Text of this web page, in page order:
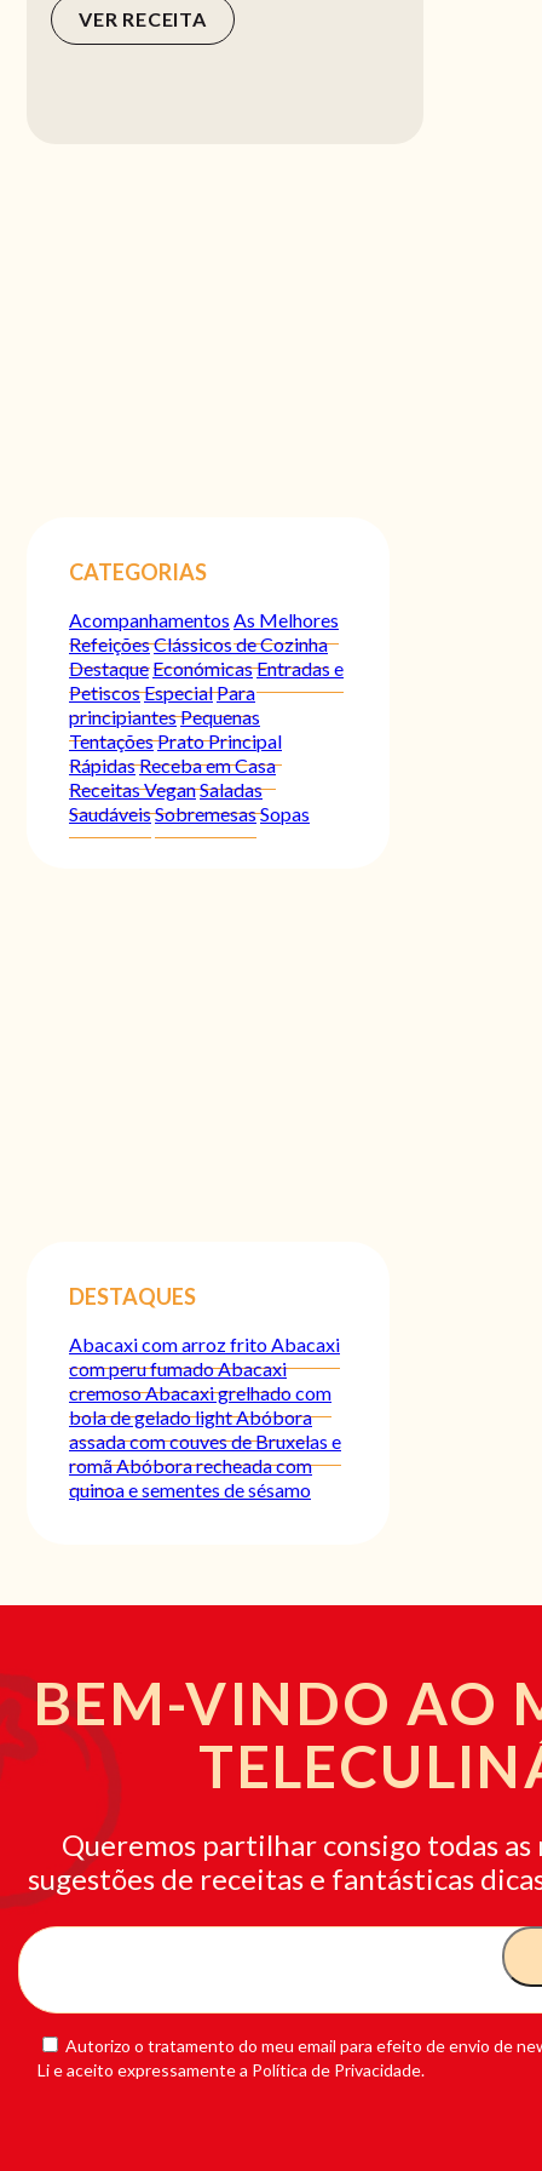
VER RECEITA
CATEGORIAS
Acompanhamentos As Melhores
RefeiçõesClássicos de Cozinha
Destaque EconómicasEntradas e
PetiscosEspecialPara
principiantesPequenas
TentaçõesPrato Principal
RápidasReceba em Casa
Receitas VeganSaladas
SaudáveisSobremesasSopas
DESTAQUES
Abacaxi com arroz fritoAbacaxi
com peru fumadoAbacaxi
cremosoAbacaxi grelhado com
bola de gelado lightAbóbora
assada com couves de Bruxelas e
romãAbóbora recheada com
quinoa e sementes de sésamo
BEM-VINDO AO
Queremos partilhar consigo todas as
sugestões de receitas e fantásticas
Autorizo o tratamento do meu email para efeito de envio de
Li e aceito expressamente a Política de Privacidade.